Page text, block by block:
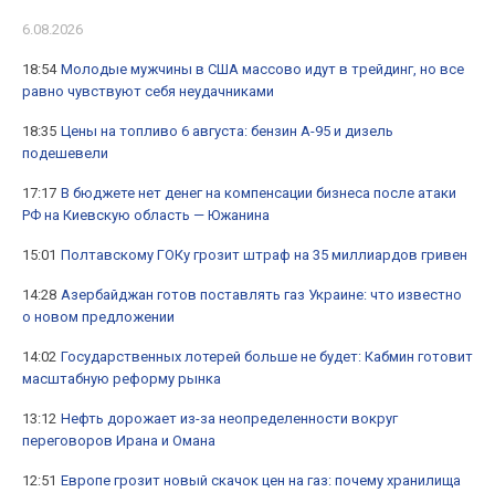
6.08.2026
18:54 Молодые мужчины в США массово идут в трейдинг, но все
равно чувствуют себя неудачниками
18:35 Цены на топливо 6 августа: бензин А-95 и дизель
подешевели
17:17 В бюджете нет денег на компенсации бизнеса после атаки
РФ на Киевскую область — Южанина
15:01 Полтавскому ГОКу грозит штраф на 35 миллиардов гривен
14:28 Азербайджан готов поставлять газ Украине: что известно
о новом предложении
14:02 Государственных лотерей больше не будет: Кабмин готовит
масштабную реформу рынка
13:12 Нефть дорожает из-за неопределенности вокруг
переговоров Ирана и Омана
12:51 Европе грозит новый скачок цен на газ: почему хранилища